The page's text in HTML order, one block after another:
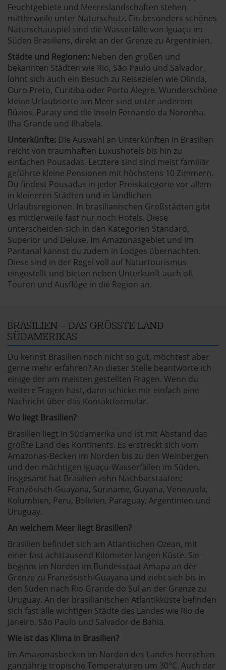
Feuchtgebiete und Meereslandschaften stehen
mittlerweile unter Naturschutz. Ein besonders schönes
Naturschauspiel sind die Wasserfälle von Iguaçu im
Süden Brasiliens, direkt an der Grenze zu Argentinien.
Städte und Regionen: Neben den großen und
bekannten Städten wie Rio, São Paulo und Salvador,
lohnt sich auch ein Besuch zu Reisezielen wie Olinda,
Ouro Preto, Curitiba oder Porto Alegre. Wunderschöne
kleine Urlaubsorte am Meer sind unter anderem
Búzios, Paraty und die Inseln Fernando da Noronha,
Ilha Grande und Ilhabela.
Unterkünfte: Die Auswahl an Unterkünften in Brasilien
reicht von traumhaften Luxushotels bis hin zu
einfachen Pousadas. Letztere sind sind meist familiär
geführte kleine Pensionen mit höchstens 10 Zimmern.
Du findest Pousadas in jeder Preiskategorie vor allem
in kleineren Städten und in ländlichen
Urlaubsregionen. In brasilianischen Großstädten gibt
es mittlerweile fast nur noch Hotels. Diese
unterscheiden sich in den Kategorien Standard,
Superior und Deluxe. Im Amazonasgebiet und im
Pantanal kannst du zudem in Lodges übernachten.
Diese sind in der Regel voll auf Naturtourismus
eingestellt und bieten neben Unterkunft auch oft
Touren und Ausflüge in die Region an.
BRASILIEN – DAS GRÖSSTE LAND S
ÜDAMERIKAS
Du kennst Brasilien noch nicht so gut, möchtest aber
gerne mehr erfahren? An dieser Stelle beantworte ich
einige der am meisten gestellten Fragen. Wenn du
weitere Fragen hast, dann schicke mir einfach eine
Nachricht über das Kontaktformular.
Wo liegt Brasilien?
Brasilien liegt in Südamerika und ist mit Abstand das
größte Land des Kontinents. Es erstreckt sich vom
Amazonas-Becken im Norden bis zu den Weinbergen
und den mächtigen Iguaçu-Wasserfällen im Süden.
Insgesamt hat Brasilien zehn Nachbarstaaten:
Französisch-Guayana, Suriname, Guyana, Venezuela,
Kolumbien, Peru, Bolivien, Paraguay, Argentinien und
Uruguay.
An welchem Meer liegt Brasilien?
Brasilien befindet sich am Atlantischen Ozean, mit
einer fast achttausend Kilometer langen Küste. Sie
beginnt im Norden im Bundesstaat Amapá an der
Grenze zu Französisch-Guayana und zieht sich bis in
den Süden nach Rio Grande do Sul an der Grenze zu
Uruguay. An der brasilianischen Atlantikküste befinden
sich fast alle wichtigen Städte des Landes wie Rio de
Janeiro, São Paulo und Salvador de Bahia.
Wie ist das Klima in Brasilien?
Im Amazonasbecken im Norden des Landes herrschen
ganzjährig tropische Temperaturen um 30°C. Auch der